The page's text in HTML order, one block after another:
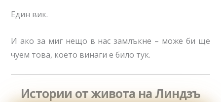
Един вик.
И ако за миг нещо в нас замлъкне – може би ще
чуем това, което винаги е било тук.
Истории от живота на Линдзъ